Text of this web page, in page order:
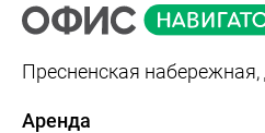
Пресненская
Аренда